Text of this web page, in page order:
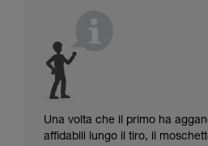
Una volta che il primo ha
affidabili lungo il tiro, il